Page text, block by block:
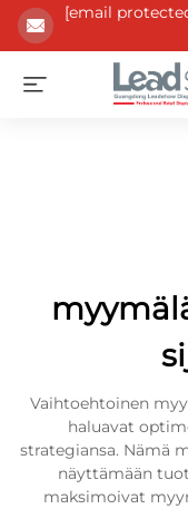
[email
Vaihtoehtoinen
haluavat
strategiansa. Nämä
näyttämään
maksimoivat